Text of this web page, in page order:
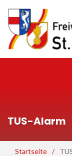
TUS-Alarm
Startseite /